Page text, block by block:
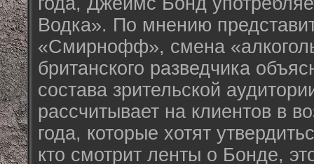
Водка». По мнению
«Смирнофф», смена
британского разведчика
состава зрительской
рассчитывает на клиентов в
года, которые хотят
кто смотрит ленты о Бонде,